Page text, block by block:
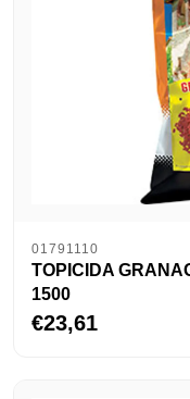
01791110
TOPICIDA
1500
€23,61